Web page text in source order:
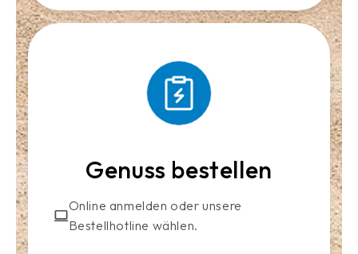
Genuss bestellen
Online anmelden oder unsere
Bestellhotline wählen.